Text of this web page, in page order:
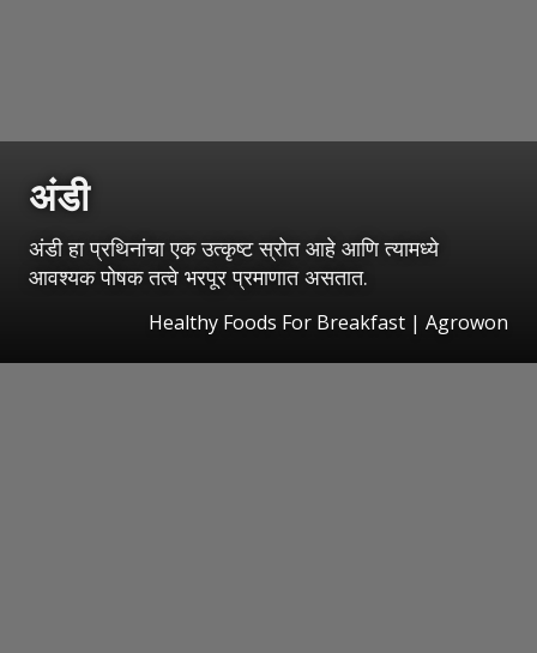
अंडी
अंडी हा प्रथिनांचा एक उत्कृष्ट स्रोत आहे आणि त्यामध्ये
आवश्यक पोषक तत्वे भरपूर प्रमाणात असतात.
Healthy Foods For Breakfast | Agrowon